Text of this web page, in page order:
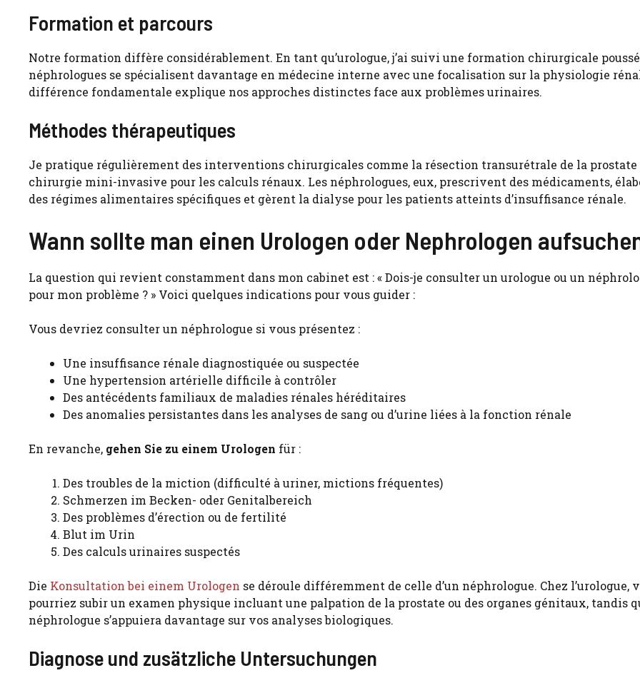
Formation et parcours
Notre formation diffère considérablement. En tant qu’urologue, j’ai suivi une formation chirurgicale
néphrologues se spécialisent davantage en médecine interne avec une focalisation sur la physiologie
différence fondamentale explique nos approches distinctes face aux problèmes urinaires.
Méthodes thérapeutiques
Je pratique régulièrement des interventions chirurgicales comme la résection transurétrale de la prostate
chirurgie mini-invasive pour les calculs rénaux. Les néphrologues, eux, prescrivent des médicaments,
des régimes alimentaires spécifiques et gèrent la dialyse pour les patients atteints d’insuffisance rénale.
Wann sollte man einen Urologen oder Nephrologen
La question qui revient constamment dans mon cabinet est : « Dois-je consulter un urologue ou un
pour mon problème ? » Voici quelques indications pour vous guider :
Vous devriez consulter un néphrologue si vous présentez :
Une insuffisance rénale diagnostiquée ou suspectée
Une hypertension artérielle difficile à contrôler
Des antécédents familiaux de maladies rénales héréditaires
Des anomalies persistantes dans les analyses de sang ou d’urine liées à la fonction rénale
En revanche, gehen Sie zu einem Urologen für :
Des troubles de la miction (difficulté à uriner, mictions fréquentes)
Schmerzen im Becken- oder Genitalbereich
Des problèmes d’érection ou de fertilité
Blut im Urin
Des calculs urinaires suspectés
Die Konsultation bei einem Urologen se déroule différemment de celle d’un néphrologue. Chez l’urologue,
pourriez subir un examen physique incluant une palpation de la prostate ou des organes génitaux, tandis
néphrologue s’appuiera davantage sur vos analyses biologiques.
Diagnose und zusätzliche Untersuchungen